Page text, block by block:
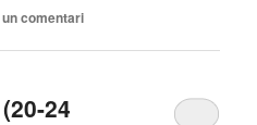
comentari
24